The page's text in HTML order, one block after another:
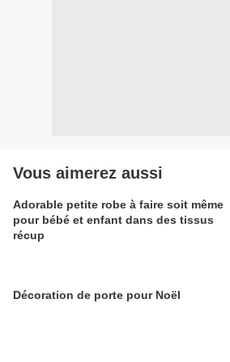
Vous aimerez aussi
Adorable petite robe à faire soit même
pour bébé et enfant dans des tissus
récup
Décoration de porte pour Noël